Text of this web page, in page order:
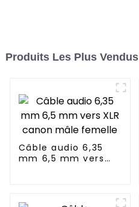
Produits Les Plus Vendus
Câble audio 6,35
mm 6,5 mm vers